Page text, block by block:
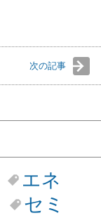
次の記事
エネ
セミ